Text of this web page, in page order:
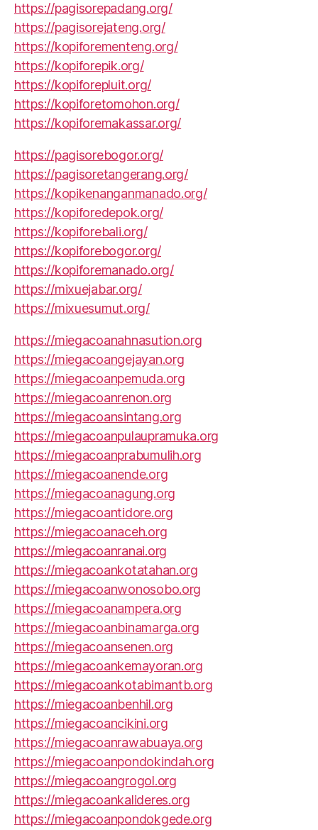
https://pagisorepadang.org/
https://pagisorejateng.org/
https://kopiforementeng.org/
https://kopiforepik.org/
https://kopiforepluit.org/
https://kopiforetomohon.org/
https://kopiforemakassar.org/
https://pagisorebogor.org/
https://pagisoretangerang.org/
https://kopikenanganmanado.org/
https://kopiforedepok.org/
https://kopiforebali.org/
https://kopiforebogor.org/
https://kopiforemanado.org/
https://mixuejabar.org/
https://mixuesumut.org/
https://miegacoanahnasution.org
https://miegacoangejayan.org
https://miegacoanpemuda.org
https://miegacoanrenon.org
https://miegacoansintang.org
https://miegacoanpulaupramuka.org
https://miegacoanprabumulih.org
https://miegacoanende.org
https://miegacoanagung.org
https://miegacoantidore.org
https://miegacoanaceh.org
https://miegacoanranai.org
https://miegacoankotatahan.org
https://miegacoanwonosobo.org
https://miegacoanampera.org
https://miegacoanbinamarga.org
https://miegacoansenen.org
https://miegacoankemayoran.org
https://miegacoankotabimantb.org
https://miegacoanbenhil.org
https://miegacoancikini.org
https://miegacoanrawabuaya.org
https://miegacoanpondokindah.org
https://miegacoangrogol.org
https://miegacoankalideres.org
https://miegacoanpondokgede.org